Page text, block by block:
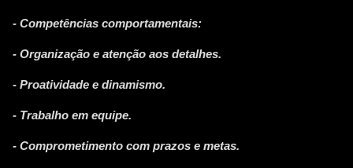
- Competências comportamentais:
- Organização e atenção aos detalhes.
- Proatividade e dinamismo.
- Trabalho em equipe.
- Comprometimento com prazos e metas.